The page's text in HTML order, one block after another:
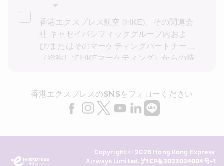
香港エクスプレス航空 (HKE)、その関連会
社 キャセイパシフィックグループ内およ
び/またはそのマーケティングパートナー
（総称してHKEマーケティング）からの特
ーポリシー を読み理解したことを確認し、
HKE マーケティングが上記の私の個人デ
ータ (および私の過去の取引記録) をダイレ
同意なしに利用しないことを承知していま
香港エクスプレスのSNSをフォローください
Copyright © 2026 Hong Kong Express
Airways Limited. 沪ICP备2023024004号-1